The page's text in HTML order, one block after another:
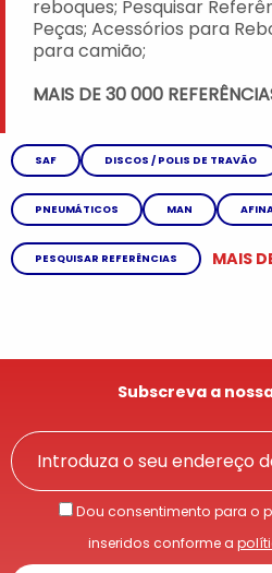
reboques; Pesquisar
Peças; Acessórios para
para camião;
MAIS DE 30 000
SAF DISCOS / POLIS DE TRAVÃO
PNEUMÁTICOS MAN
PESQUISAR REFERÊNCIAS MAIS
Subscreva a
Dou consentimento para o
inseridos conforme a